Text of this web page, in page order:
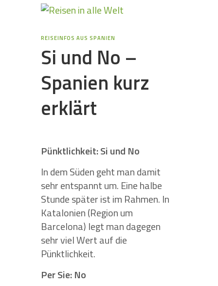
REISEINFOS AUS SPANIEN
Si und No –
Spanien kurz
erklärt
Pünktlichkeit: Si und No
In dem Süden geht man damit
sehr entspannt um. Eine halbe
Stunde später ist im Rahmen. In
Katalonien (Region um
Barcelona) legt man dagegen
sehr viel Wert auf die
Pünktlichkeit.
Per Sie: No